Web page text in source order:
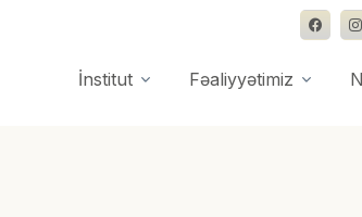
İnstitut Fəaliyyətimiz